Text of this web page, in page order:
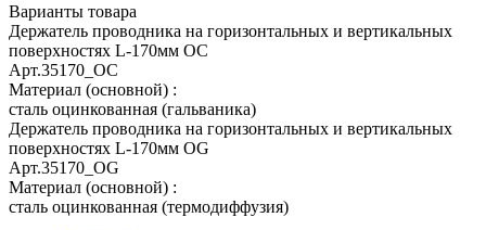
Варианты товара
Держатель проводника на горизонтальных и вертикальных
поверхностях L-170мм OC
Арт.35170_OC
Материал (основной) :
сталь оцинкованная (гальваника)
Держатель проводника на горизонтальных и вертикальных
поверхностях L-170мм OG
Арт.35170_ОG
Материал (основной) :
сталь оцинкованная (термодиффузия)